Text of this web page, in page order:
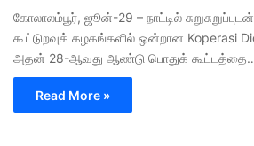
கோலாலம்பூர், ஜூன்-29 – நாட்டில்
கூட்டுறவுக் கழகங்களில் ஒன்றான Koperasi
அதன் 28-ஆவது ஆண்டு பொதுக்
Read More »